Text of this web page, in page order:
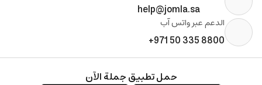
help@jomla.sa
الدعم عبر واتس آب
+971 50 335 8800
حمل تطبيق جملة الآن